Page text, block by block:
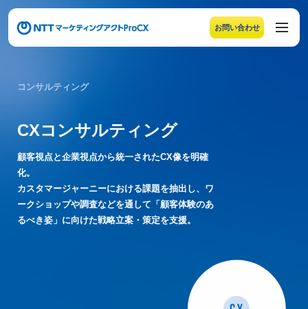
お問い合わせ
メニューの末尾です。Escape キーでメニューを閉じるこ
コンサルティング
CXコンサルティング
顧客視点と企業視点から統一されたCX像を明確
化。
カスタマージャーニーにおける課題を抽出し、ワ
ークショップや調査などを通して「顧客体験のあ
るべき姿」に向けた戦略立案・策定を支援。